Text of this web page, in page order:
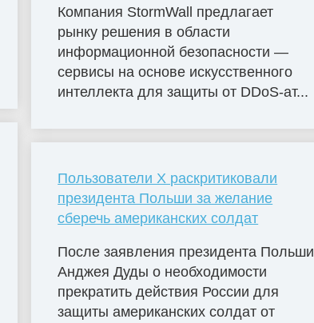
Компания StormWall предлагает
рынку решения в области
информационной безопасности —
сервисы на основе искусственного
интеллекта для защиты от DDoS-ат...
Пользователи X раскритиковали
президента Польши за желание
сберечь американских солдат
После заявления президента Польши
Анджея Дуды о необходимости
прекратить действия России для
защиты американских солдат от